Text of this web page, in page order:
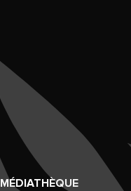
MÉDIATHÈQUE